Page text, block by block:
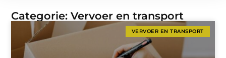
Categorie: Vervoer en transport
VERVOER EN TRANSPORT